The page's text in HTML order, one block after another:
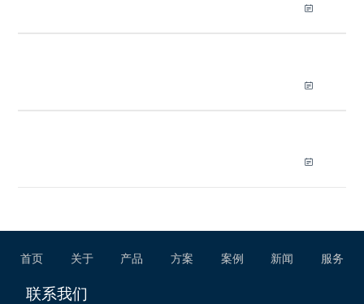
首页 关于 产品 方案 案例 新闻 服务
联系我们